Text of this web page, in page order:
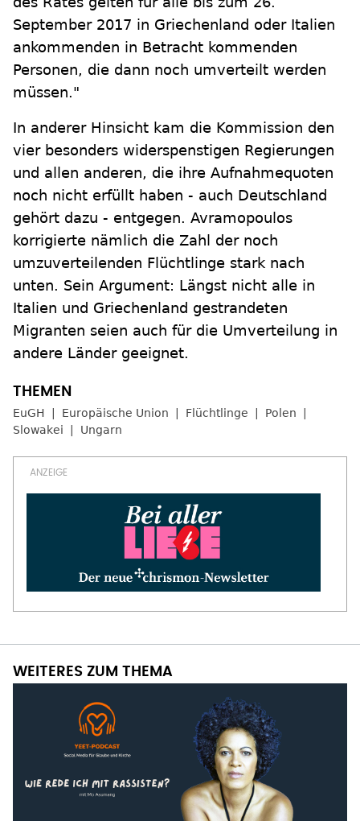
September 2017 in Griechenland oder Italien
ankommenden in Betracht kommenden
Personen, die dann noch umverteilt werden
müssen."
In anderer Hinsicht kam die Kommission den
vier besonders widerspenstigen Regierungen
und allen anderen, die ihre Aufnahmequoten
noch nicht erfüllt haben - auch Deutschland
gehört dazu - entgegen. Avramopoulos
korrigierte nämlich die Zahl der noch
umzuverteilenden Flüchtlinge stark nach
unten. Sein Argument: Längst nicht alle in
Italien und Griechenland gestrandeten
Migranten seien auch für die Umverteilung in
andere Länder geeignet.
EuGH Europäische Union Flüchtlinge
Polen
Slowakei
Ungarn
WEITERES ZUM THEMA